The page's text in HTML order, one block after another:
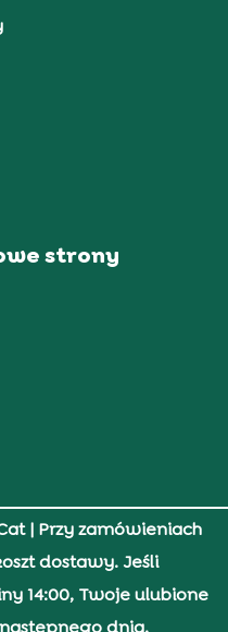
strony
| Przy zamówieniach
dostawy. Jeśli
14:00, Twoje ulubione
dnia.